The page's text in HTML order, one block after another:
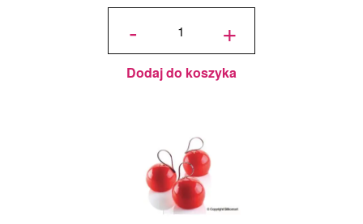
-
ilość
silikonowa
do
czekoladek
TABLETTE
12x Mini
Czekolady
- Silikomart
+
Dodaj do koszyka